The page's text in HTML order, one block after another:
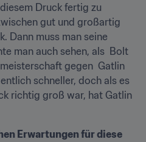
Druck fertig zu
gut und großartig
Dann muss man seine
man auch sehen, als  Bolt
gegen  Gatlin
schneller, doch als es
richtig groß war, hat Gatlin
Erwartungen für diese